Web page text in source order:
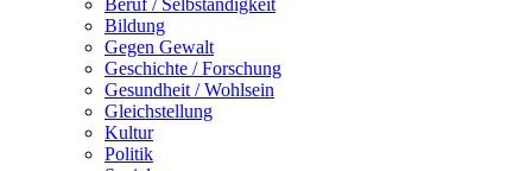
Beruf / Selbständigkeit
Bildung
Gegen Gewalt
Geschichte / Forschung
Gesundheit / Wohlsein
Gleichstellung
Kultur
Politik